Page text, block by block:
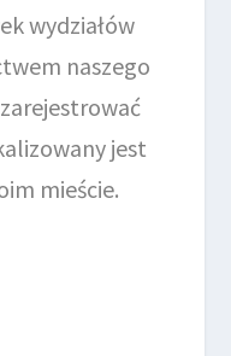
wydziałów
naszego
jest
mieście.